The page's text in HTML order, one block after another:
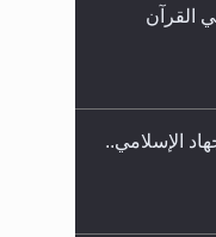
نسائي
القرآن
الإسلامي..